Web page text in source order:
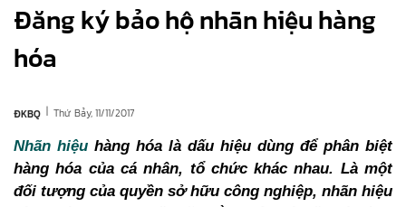
Đăng ký bảo hộ nhãn hiệu hàng
hóa
ĐKBQ | Thứ Bảy, 11/11/2017
Nhãn hiệu hàng hóa là dấu hiệu dùng để phân biệt
hàng hóa của cá nhân, tổ chức khác nhau. Là một
đối tượng của quyền sở hữu công nghiệp, nhãn hiệu